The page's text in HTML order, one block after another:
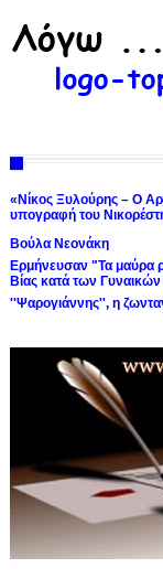
«Νίκος Ξυλούρης – Ο
υπογραφή του
Βούλα Νεονάκη
Ερμήνευσαν "Τα μαύρα
Βίας κατά των Γυναικών
''Ψαρογιάννης'', η